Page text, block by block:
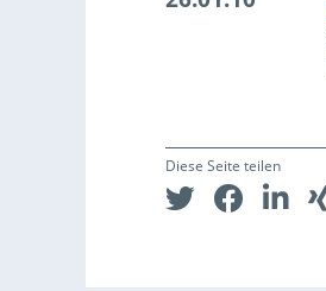
Diese Seite teilen